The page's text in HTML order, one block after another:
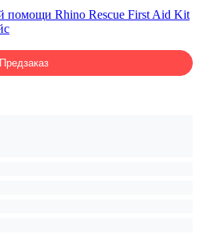
помощи Rhino Rescue First Aid Kit
Предзаказ